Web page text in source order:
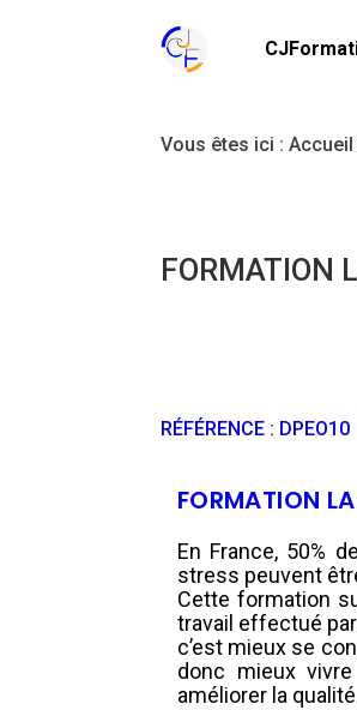
Vous êtes ici :Accueil
FORMATION
RÉFÉRENCE : DPEO10
FORMATION
En France, 50%
stress peuvent
Cette formation
travail effectué
c’est mieux se
donc mieux
améliorer la